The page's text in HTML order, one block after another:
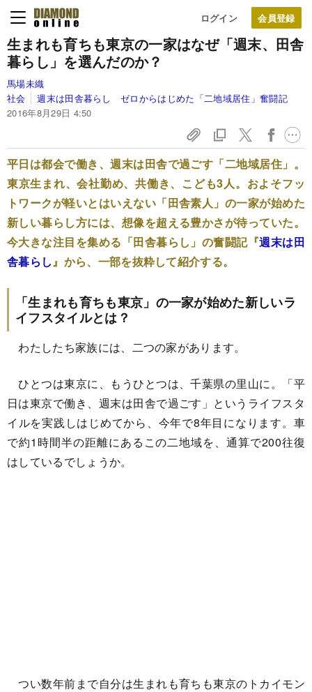
ログイン
生まれも育ちも東京の一家はなぜ「週末、田舎
暮らし」を選んだのか？
馬場未織
社会
週末は田舎暮らし ゼロからはじめた「二地域居住」奮闘記
2016年8月29日 4:50
平日は都会で働き、週末は田舎で過ごす「二地域居住」。
東京生まれ、会社勤め、共働き、こども3人。およそフッ
トワークが軽いとはいえない「田舎素人」の一家が始めた
新しい暮らし方には、想像を超える豊かさが待っていた。
今大きな注目を集める「田舎暮らし」の奮闘記『週末は田
舎暮らし』から、一部を抜粋して紹介する。
「生まれも育ちも東京」の一家が始めた新しいラ
イフスタイルとは？
わたしたち家族には、二つの家があります。
ひとつは東京に、もうひとつは、千葉県の里山に。「平
日は東京で働き、週末は田舎で過ごす」というライフスタ
イルを実践しはじめてから、今年で8年目になります。車
で約1時間半の距離にあるこの二地域を、通算で200往復
はしているでしょうか。
つい数年前まで自分は生まれも育ちも東京のトカイモン